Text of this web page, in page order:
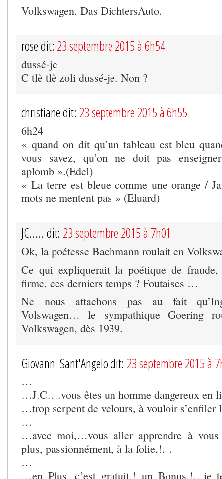
Volkswagen. Das DichtersAuto.
rose dit: 23 septembre 2015 à 6h54
dussé-je
C tlè tlè zoli dussé-je. Non ?
christiane dit: 23 septembre 2015 à 6h55
6h24
« quand on dit qu’un tableau est bleu
vous savez, qu’on ne doit pas
aplomb ».(Edel)
« La terre est bleue comme une orange /
mots ne mentent pas » (Eluard)
JC..... dit: 23 septembre 2015 à 7h01
Ok, la poétesse Bachmann roulait en
Ce qui expliquerait la poétique de
firme, ces derniers temps ? Foutaises …
Ne nous attachons pas au fait
Volswagen… le sympathique Goering
Volkswagen, dès 1939.
Giovanni Sant'Angelo dit: 23 septembre 2015 à
…
…J.C….vous êtes un homme dangereux en
…trop serpent de velours, à vouloir
…
…avec moi,…vous aller apprendre à vous
plus, passionnément, à la folie,!…
…
…en Plus, c’est gratuit,!..un Bonus,!…je